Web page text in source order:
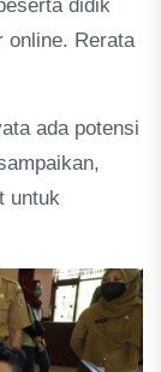
didik
online. Rerata
ada potensi
untuk